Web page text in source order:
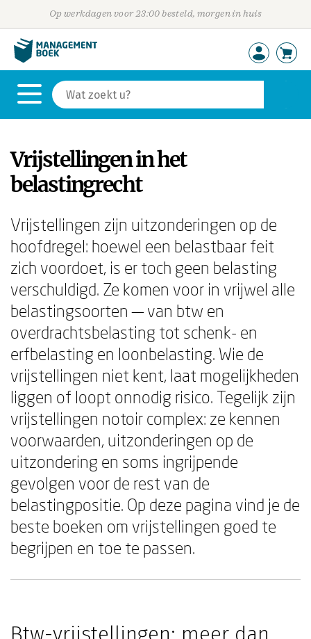
Op werkdagen voor 23:00 besteld, morgen in huis
Vrijstellingen in het
belastingrecht
Vrijstellingen zijn uitzonderingen op de
hoofdregel: hoewel een belastbaar feit
zich voordoet, is er toch geen belasting
verschuldigd. Ze komen voor in vrijwel alle
belastingsoorten — van btw en
overdrachtsbelasting tot schenk- en
erfbelasting en loonbelasting. Wie de
vrijstellingen niet kent, laat mogelijkheden
liggen of loopt onnodig risico. Tegelijk zijn
vrijstellingen notoir complex: ze kennen
voorwaarden, uitzonderingen op de
uitzondering en soms ingrijpende
gevolgen voor de rest van de
belastingpositie. Op deze pagina vind je de
beste boeken om vrijstellingen goed te
begrijpen en toe te passen.